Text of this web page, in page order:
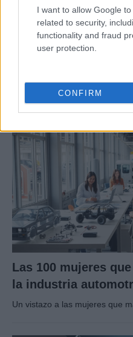
I want to allow Google
related to security,
functionality and fraud
user protection.
CONFIRM
Qué dice la DGT
la DGT explica que los
Las 100 mujeres
la industria
Un vistazo a las mujeres que